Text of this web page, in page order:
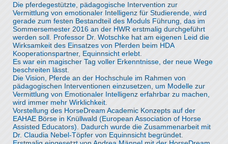
Die pferdegestützte, pädagogische Intervention zur
Vermittlung von emotionaler Intelligenz für Studierende, wird
gerade zum festen Bestandteil des Moduls Führung, das im
Sommersemester 2016 an der HWR erstmalig durchgeführt
werden soll. Professor Dr. Wotschke hat am eigenen Leid die
Wirksamkeit des Einsatzes von Pferden beim HDA
Kooperationspartner, Equinnsicht erlebt.
Es war ein magischer Tag voller Erkenntnisse, der neue Wege
beschreiten lässt.
Die Vision, Pferde an der Hochschule im Rahmen von
pädagogischen Interventionen einzusetzen, um Modelle zur
Vermittlung von Emotionaler Intelligenz erfahrbar zu machen,
wird immer mehr Wirklichkeit.
Vorstellung des HorseDream Academic Konzepts auf der
EAHAE Börse in Knüllwald (European Association of Horse
Assisted Educators). Dadurch wurde die Zusammenarbeit mit
Dr. Claudia Nebel-Töpfer von Equinnsicht begründet.